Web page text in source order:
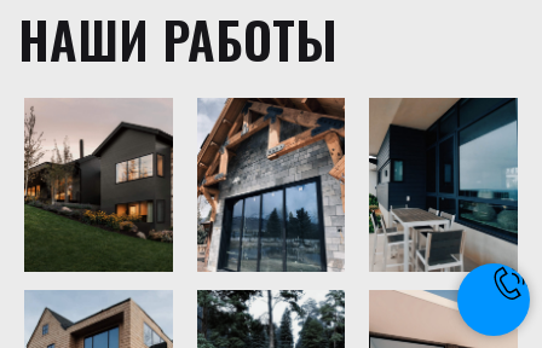
НАШИ РАБОТЫ